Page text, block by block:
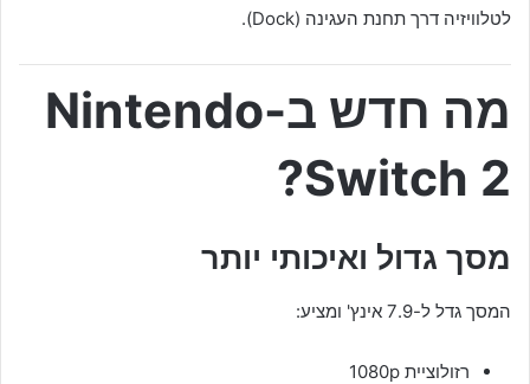
לטלוויזיה דרך תחנת העגינה (Dock).
מה חדש ב-Nintendo
Switch 2?
מסך גדול ואיכותי יותר
המסך גדל ל-7.9 אינץ' ומציע:
רזולוציית 1080p